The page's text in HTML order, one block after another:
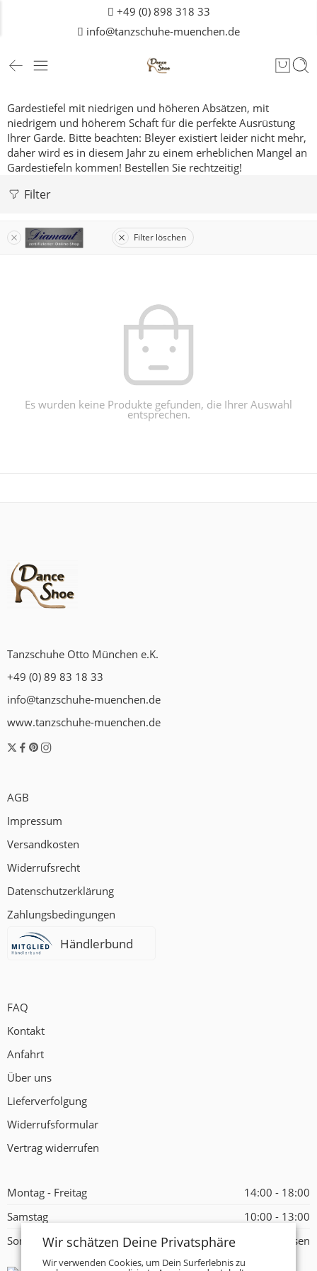
+49 (0) 898 318 33
info@tanzschuhe-muenchen.de
Gardestiefel mit niedrigen und höheren Absätzen, mit
niedrigem und höherem Schaft für die perfekte Ausrüstung
Ihrer Garde. Bitte beachten: Bleyer existiert leider nicht mehr,
daher wird es in diesem Jahr zu einem erheblichen Mangel an
Gardestiefeln kommen! Bestellen Sie rechtzeitig!
Filter
Filter löschen
Es wurden keine Produkte gefunden, die Ihrer Auswahl
entsprechen.
Tanzschuhe Otto München e.K.
+49 (0) 89 83 18 33
info@tanzschuhe-muenchen.de
www.tanzschuhe-muenchen.de
AGB
Impressum
Versandkosten
Widerrufsrecht
Datenschutzerklärung
Zahlungsbedingungen
Händlerbund
FAQ
Kontakt
Anfahrt
Über uns
Lieferverfolgung
Widerrufsformular
Vertrag widerrufen
Montag - Freitag
14:00 - 18:00
Samstag
10:00 - 13:00
Sonntag
Geschlossen
Wir schätzen Deine Privatsphäre
Wir verwenden Cookies, um Dein Surferlebnis zu